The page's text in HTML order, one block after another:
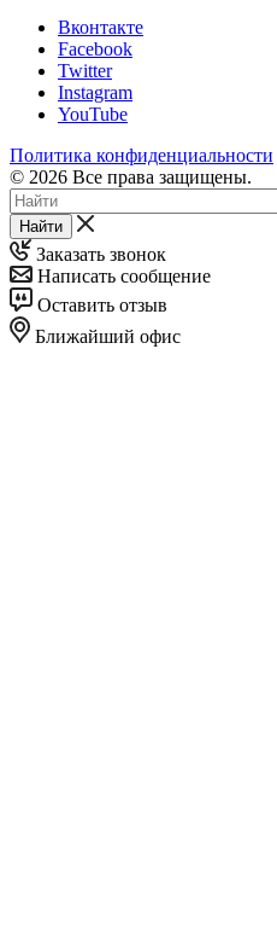
Вконтакте
Facebook
Twitter
Instagram
YouTube
Политика конфиденциальности
© 2026 Все права защищены.
Найти
Заказать звонок
Написать сообщение
Оставить отзыв
Ближайший офис